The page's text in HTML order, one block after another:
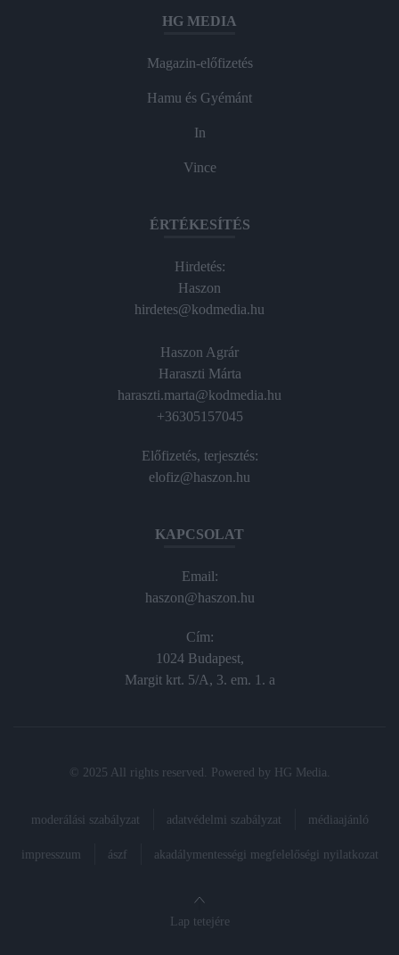
HG MEDIA
Magazin-előfizetés
Hamu és Gyémánt
In
Vince
ÉRTÉKESÍTÉS
Hirdetés:
Haszon
hirdetes@kodmedia.hu
Haszon Agrár
Haraszti Márta
haraszti.marta@kodmedia.hu
+36305157045
Előfizetés, terjesztés:
elofiz@haszon.hu
KAPCSOLAT
Email:
haszon@haszon.hu
Cím:
1024 Budapest,
Margit krt. 5/A, 3. em. 1. a
© 2025 All rights reserved. Powered by HG Media
moderálási szabályzat adatvédelmi szabályzat médiaajánló
impresszum ászf akadálymentességi megfelelőségi nyilatkozat
Lap tetejére